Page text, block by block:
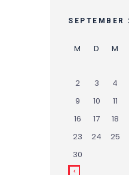
SEPTEMBER
M D M
2
3 4
9
10 11
16
17 18
23
24 25
30